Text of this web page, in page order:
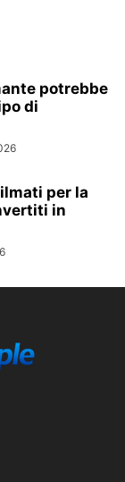
potrebbe
di
per la
in